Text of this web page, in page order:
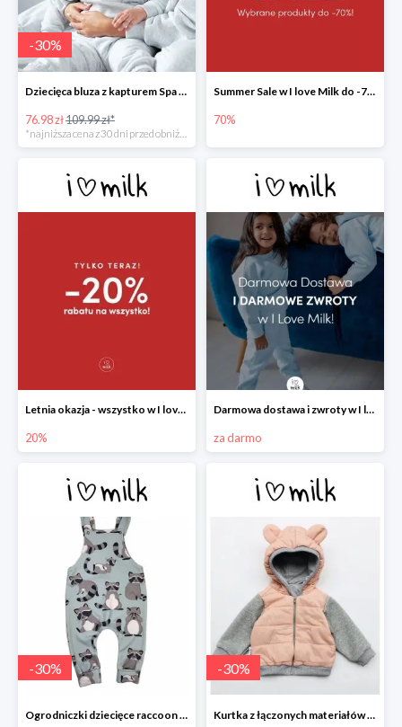
-30%
Dziecięca bluza z kapturem Spa Melange -30%
76.98 zł109.99 zł*
Summer Sale w I love Milk do -70%
70%
Letnia okazja - wszystko w I love Milk -20%
20%
Darmowa dostawa i zwroty w I love Milk
za darmo
-30%
Ogrodniczki dziecięce raccoon print -30%
-30%
Kurtka z łączonych materiałów -30%